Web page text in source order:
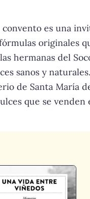
es una
originales
hermanas del
sanos y
de Santa María
que se